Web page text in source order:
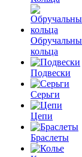
кольца
Подвески
Серьги
Цепи
Браслеты